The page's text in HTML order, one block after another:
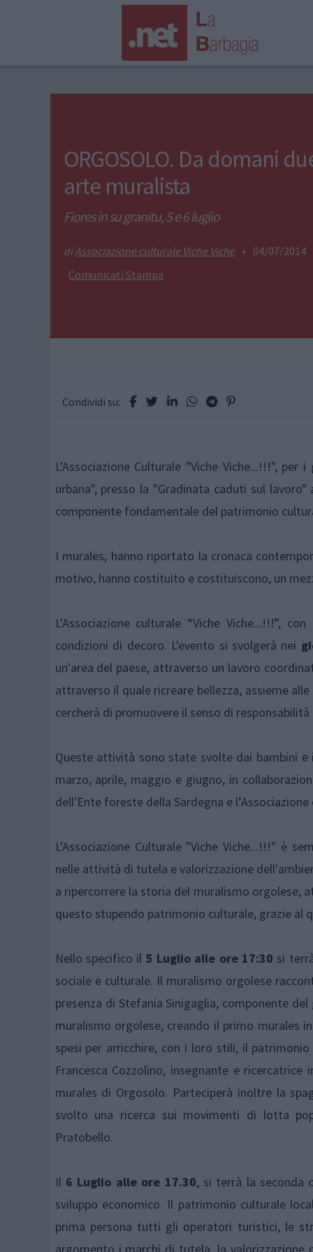
ORGOSOLO. Da domani
arte muralista
Fiores in su granitu, 5 e 6 luglio
Associazione culturale Viche Viche • 04/07/2014
Comunicati Stampa
Condividi su:
L'Associazione Culturale "Viche Viche...!!!",
urbana", presso la "Gradinata caduti sul
componente fondamentale del patrimonio
I murales, hanno riportato la cronaca
motivo, hanno costituito e costituiscono, un
L'Associazione culturale “Viche Viche...!!!”,
condizioni di decoro. L'evento si svolgerà nei
un'area del paese, attraverso un lavoro
attraverso il quale ricreare bellezza, assieme
cercherà di promuovere il senso di
Queste attività sono state svolte dai bambini
marzo, aprile, maggio e giugno, in
dell'Ente foreste della Sardegna e
L'Associazione Culturale "Viche Viche...!!!" è
nelle attività di tutela e valorizzazione
a ripercorrere la storia del muralismo orgolese,
questo stupendo patrimonio culturale, grazie al
Nello specifico il 5 Luglio alle ore 17:30 si
sociale e culturale. Il muralismo orgolese
presenza di Stefania Sinigaglia, componente
muralismo orgolese, creando il primo murales
spesi per arricchire, con i loro stili, il
Francesca Cozzolino, insegnante e
murales di Orgosolo. Parteciperà inoltre la
svolto una ricerca sui movimenti di lotta
Pratobello.
Il 6 Luglio alle ore 17.30, si terrà la seconda
sviluppo economico. Il patrimonio culturale
prima persona tutti gli operatori turistici, le